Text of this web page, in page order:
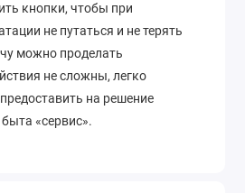
кнопки, чтобы при
не путаться и не терять
можно проделать
не сложны, легко
на решение
«сервис».